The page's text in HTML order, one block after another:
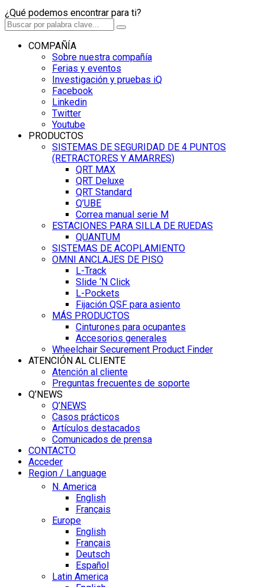
¿Qué podemos encontrar para ti?
COMPAÑÍA
Sobre nuestra compañía
Ferias y eventos
Investigación y pruebas iQ
Facebook
Linkedin
Twitter
Youtube
PRODUCTOS
SISTEMAS DE SEGURIDAD DE 4 PUNTOS
(RETRACTORES Y AMARRES)
QRT MAX
QRT Deluxe
QRT Standard
Q’UBE
Correa manual serie M
ESTACIONES PARA SILLA DE RUEDAS
QUANTUM
SISTEMAS DE ACOPLAMIENTO
OMNI ANCLAJES DE PISO
L-Track
Slide ‘N Click
L-Pockets
Fijación QSF para asiento
MÁS PRODUCTOS
Cinturones para ocupantes
Accesorios generales
Wheelchair Securement Product Finder
ATENCIÓN AL CLIENTE
Atención al cliente
Preguntas frecuentes de soporte
Q’NEWS
Q’NEWS
Casos prácticos
Artículos destacados
Comunicados de prensa
CONTACTO
Acceder
Region / Language
N. America
English
Français
Europe
English
Français
Deutsch
Español
Latin America